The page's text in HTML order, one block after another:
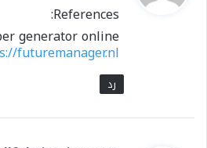
ل
References:
generator online
futuremanager.nl
رد